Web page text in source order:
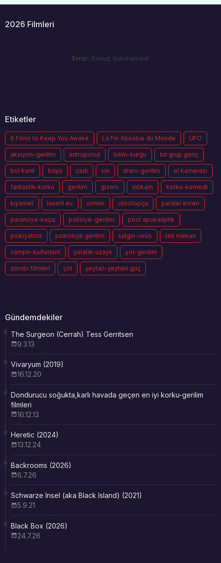
2026 Filmleri
Error: Sonuç bulunamadı
Etiketler
6 Films to Keep You Awake La Fin Absolue du Monde UFO
aksiyon-gerilim antropoloji bilim-kurgu bir grup genç
bol kanlı büyü cadı cin dram-gerilim el kamerası
fantastik-korku gerilim gizem intikam korku-komedi
kıyamet lanetli ev orman otostopçu paralel evren
paranoya-kaçış polisiye-gerilim post apokaliptik
psikiyatrist psikolojik gerilim salgın-virüs tek mekan
vampir-kurtadam yaratık-uzaylı yol-gerilim
zombi filmleri çöl şeytan-şeytani güç
Gündemdekiler
The Surgeon (Cerrah) Tess Gerritsen
9.3.13
Vivaryum (2019)
16.12.20
Dondurucu soğukta,karlı havada geçen en iyi korku-gerilim
filmleri
16.12.13
Heretic (2024)
13.12.24
Backrooms (2026)
6.7.26
Schwarze Insel (aka Black Island) (2021)
5.9.21
Black Box (2026)
24.7.26